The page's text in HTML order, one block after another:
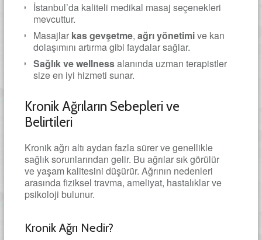
İstanbul’da kaliteli medikal masaj seçenekleri
mevcuttur.
Masajlar kas gevşetme, ağrı yönetimive kan
dolaşımını artırma gibi faydalar sağlar.
Sağlık ve wellnessalanında uzman terapistler
size en iyi hizmeti sunar.
Kronik Ağrıların Sebepleri ve
Belirtileri
Kronik ağrı altı aydan fazla sürer ve genellikle
sağlık sorunlarından gelir. Bu ağrılar sık görülür
ve yaşam kalitesini düşürür. Ağrının nedenleri
arasında fiziksel travma, ameliyat, hastalıklar ve
psikoloji bulunur.
Kronik Ağrı Nedir?